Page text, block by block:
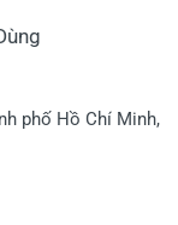
phố Hồ Chí Minh,